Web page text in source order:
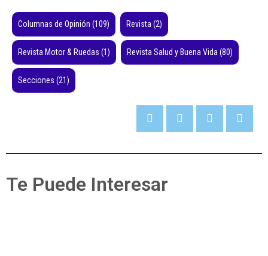
Columnas de Opinión (109) Revista (2)
Revista Motor & Ruedas (1) Revista Salud y Buena Vida (80)
Secciones (21)
Te Puede Interesar